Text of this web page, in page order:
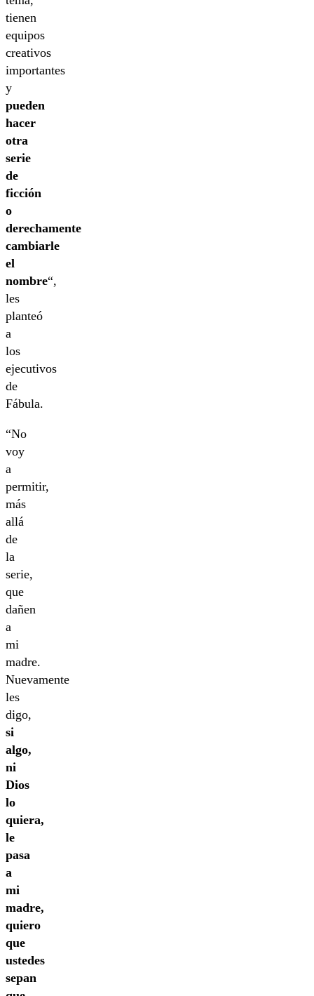
tienen
equipos
creativos
importantes
y
pueden
hacer
otra
serie
de
ficción
o
derechamente
cambiarle
el
nombre“,
les
planteó
a
los
ejecutivos
de
Fábula.
“No
voy
a
permitir,
más
allá
de
la
serie,
que
dañen
a
mi
madre.
Nuevamente
les
digo,
si
algo,
ni
Dios
lo
quiera,
le
pasa
a
mi
madre,
quiero
que
ustedes
sepan